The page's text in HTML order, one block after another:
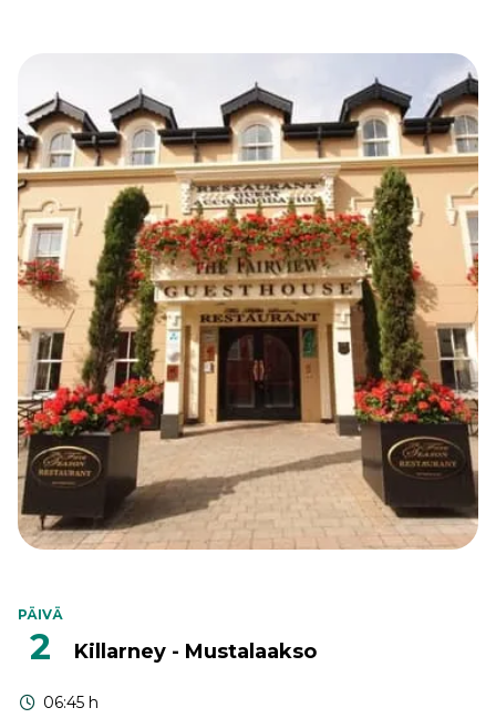
PÄIVÄ
2 Killarney - Mustalaakso
06:45 h